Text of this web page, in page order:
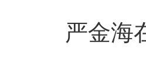
严金海